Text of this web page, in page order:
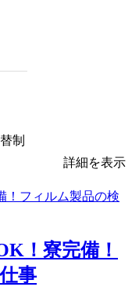
制
詳細を表示
！寮完備！
事